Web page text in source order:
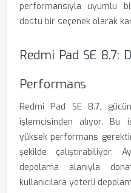
performansıyla uyumlu
dostu bir seçenek olarak
Redmi Pad SE 8.7:
Performans
Redmi Pad SE 8.7,
işlemcisinden alıyor. Bu
yüksek performans
şekilde çalıştırabiliyor.
depolama alanıyla
kullanıcılara yeterli